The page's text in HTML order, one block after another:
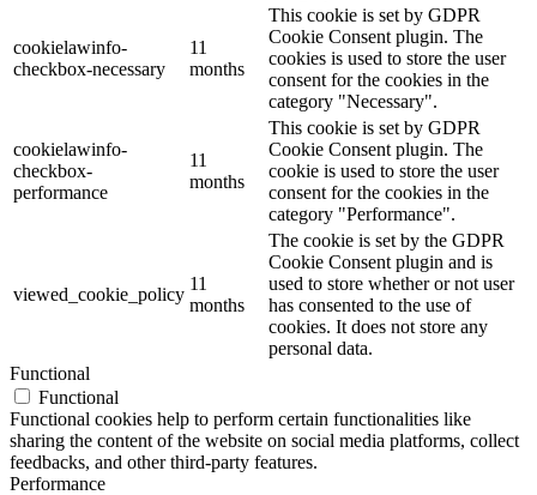
cookielawinfo-
checkbox-necessary
11
months
This cookie is set by GDPR
Cookie Consent plugin. The
cookies is used to store the user
consent for the cookies in the
category "Necessary".
cookielawinfo-
checkbox-
performance
11
months
This cookie is set by GDPR
Cookie Consent plugin. The
cookie is used to store the user
consent for the cookies in the
category "Performance".
viewed_cookie_policy
11
months
The cookie is set by the GDPR
Cookie Consent plugin and is
used to store whether or not user
has consented to the use of
cookies. It does not store any
personal data.
Functional
Functional
Functional cookies help to perform certain functionalities like
sharing the content of the website on social media platforms, collect
feedbacks, and other third-party features.
Performance